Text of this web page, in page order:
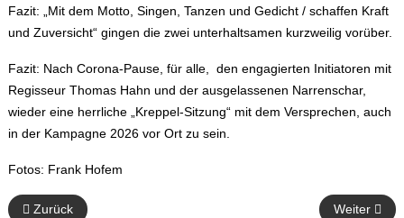
Fazit: „Mit dem Motto, Singen, Tanzen und Gedicht / schaffen Kraft
und Zuversicht“ gingen die zwei unterhaltsamen kurzweilig vorüber.
Fazit: Nach Corona-Pause, für alle, den engagierten Initiatoren mit
Regisseur Thomas Hahn und der ausgelassenen Narrenschar,
wieder eine herrliche „Kreppel-Sitzung“ mit dem Versprechen, auch
in der Kampagne 2026 vor Ort zu sein.
Fotos: Frank Hofem
Vorheriger Beitrag: 33 Jahre Kasteler Fastnachtskabinett
Zurück Nächster
Weiter